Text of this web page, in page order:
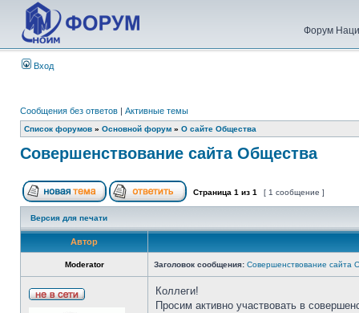
Форум
Вход
Сообщения без ответов | Активные темы
Список форумов » Основной форум » О сайте Общества
Совершенствование сайта Общества
Страница 1 из 1 [ 1 сообщение ]
Версия для печати
Автор
Moderator Заголовок сообщения: Совершенствование сайта
Коллеги!
Просим активно участвовать в